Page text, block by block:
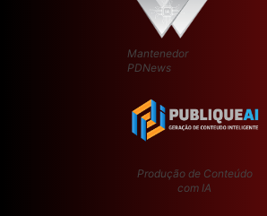
Mantenedor
PDNews
Produção de Conteúdo
com IA